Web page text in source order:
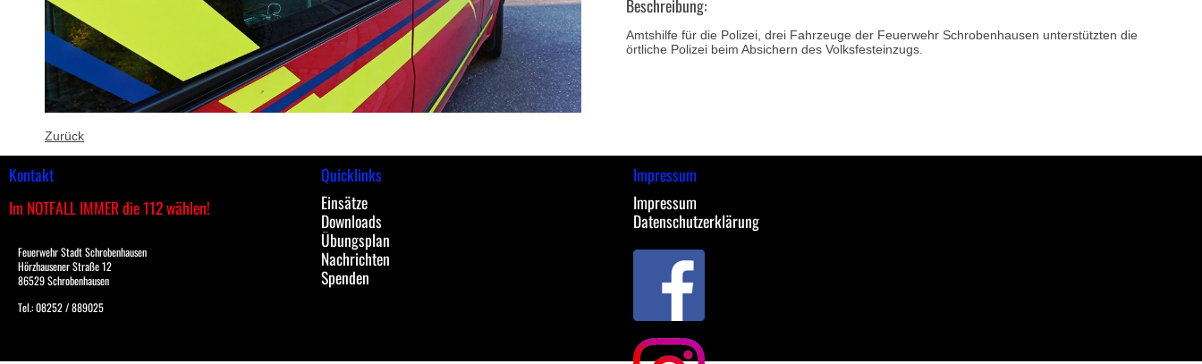
Beschreibung:
Amtshilfe für die Polizei, drei Fahrzeuge der Feuerwehr Schrobenhausen unterstützten die
örtliche Polizei beim Absichern des Volksfesteinzugs.
Zurück
Kontakt
Im NOTFALL IMMER die 112 wählen!
Feuerwehr Stadt Schrobenhausen
Hörzhausener Straße 12
86529 Schrobenhausen
Tel.: 08252 / 889025
Quicklinks
Einsätze
Downloads
Übungsplan
Nachrichten
Spenden
Impressum
Impressum
Datenschutzerklärung